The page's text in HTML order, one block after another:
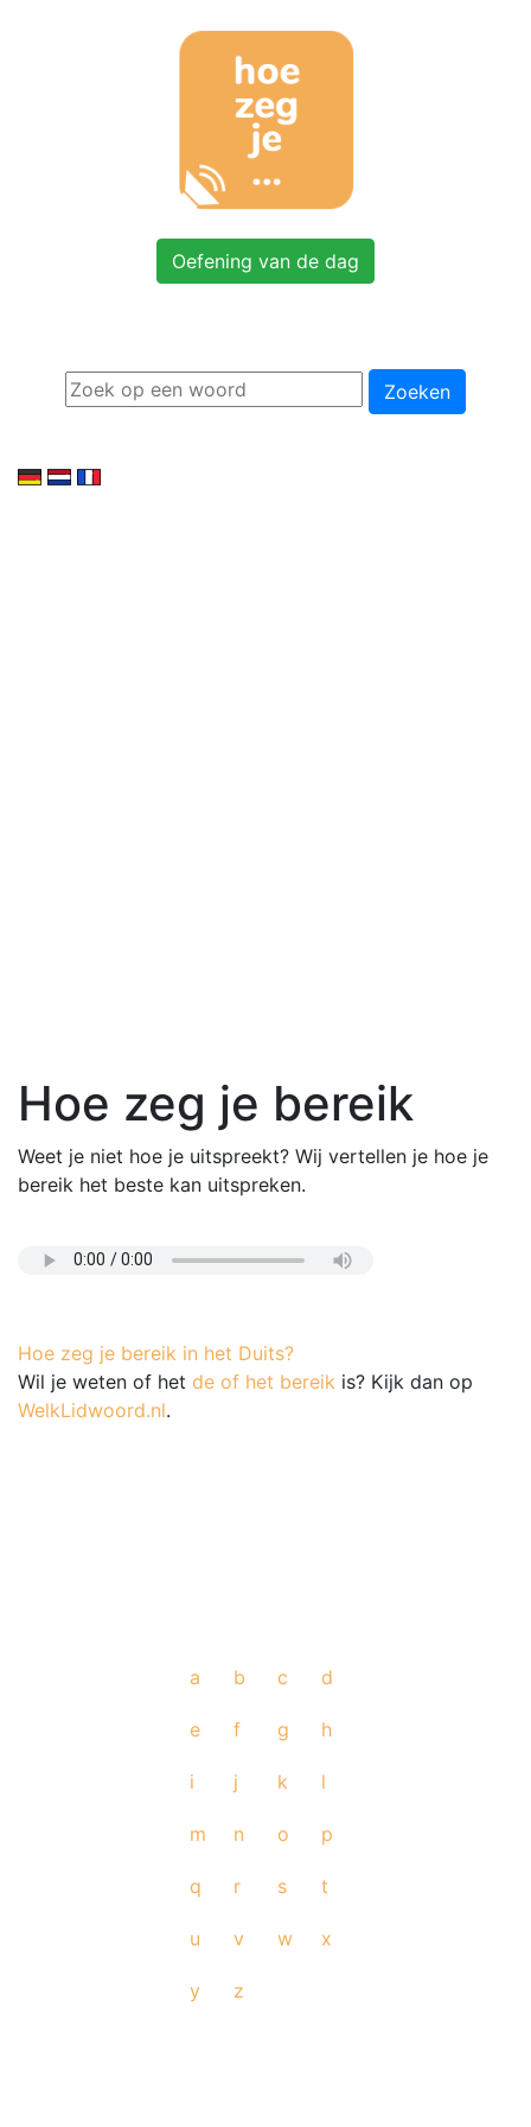
Oefening van de dag
Zoeken
Hoe zeg je bereik
Weet je niet hoe je uitspreekt? Wij vertellen je hoe je
bereik het beste kan uitspreken.
Hoe zeg je bereik in het Duits?
Wil je weten of het de of het bereik is? Kijk dan op
WelkLidwoord.nl.
a b c d
e f g h
i j k l
m n o p
q r s t
u v w x
y z